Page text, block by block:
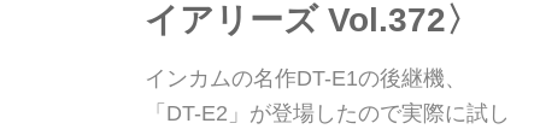
イアリーズ Vol.372〉
インカムの名作DT-E1の後継機、
「DT-E2」が登場したので実際に試し